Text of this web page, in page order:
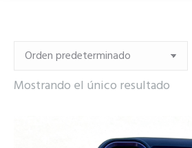
Mostrando el único resultado